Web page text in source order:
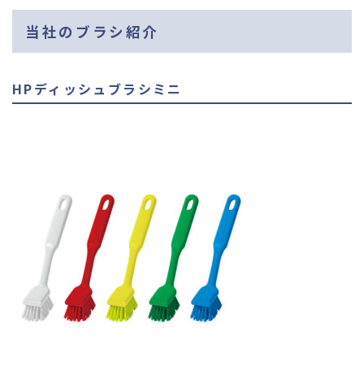
当社のブラシ紹介
HPディッシュブラシミニ